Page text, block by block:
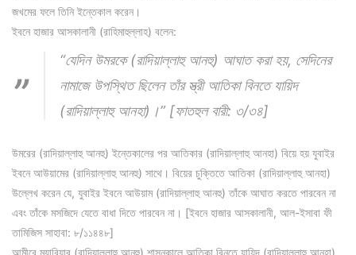
জখমের ফলে তিনি ইন্তেকাল করেন।
ইবনে হাজার আসকালানী (রাহিমাহুল্লাহ) বলেন:
“যেদিন উমরকে (রাদিয়াল্লাহু আনহু) আঘাত করা হয়, সেদিনের
নামাজে উপস্থিত ছিলেন তাঁর স্ত্রী আতিকা বিনতে যায়িদ
(রাদিয়াল্লাহু আনহা)।” [ফাতহুল বারী: ৩/৩৪]
উমরের (রাদিয়াল্লাহু আনহু) ইন্তেকালের পর আতিকার (রাদিয়াল্লাহু আনহা) বিয়ে হয় যুবাইর
ইবনে আউয়ামের (রাদিয়াল্লাহু আনহু) সাথে। বিয়ের চুক্তিতে আতিকা (রাদিয়াল্লাহু আনহা)
উল্লেখ করেন যে, যুবাইর ইবনে আউয়াম (রাদিয়াল্লাহু আনহু) তাঁকে আঘাত করতে পারবেন না
এবং তাঁকে মসজিদে যেতে বাধা দিতে পারবেন না। [ইবনে হাজার আসকালানী, আল-ইসাবা ফী
তামিজিস সাহাবা: ৮/১১৪৪৮]